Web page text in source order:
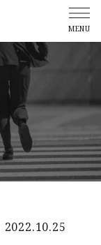
MENU
2022.10.25